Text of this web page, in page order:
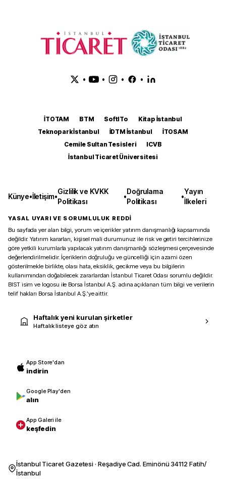
• • • •
İTOTAM BTM SoftITo
Kitap İstanbul
Teknopark İstanbul
İDTM İstanbul
İTOSAM
Cemile Sultan Tesisleri
ICVB
İstanbul Ticaret Üniversitesi
Künye•İletişim•
Gizlilik ve KVKK
Politikası
•
Doğrulama
Politikası
•
Yayın
İlkeleri
YASAL UYARI VE SORUMLULUK REDDİ
Bu sayfada yer alan bilgi, yorum ve içerikler yatırım danışmanlığı kapsamında
değildir. Yatırım kararları, kişisel mali durumunuz ile risk ve getiri tercihlerinize
göre yetkili kurumlarla yapılacak yatırım danışmanlığı sözleşmesi çerçevesinde
değerlendirilmelidir. İçeriklerin doğruluğu ve güncelliği için azami özen
gösterilmekle birlikte, olası hata, eksiklik, gecikme veya bu bilgilerin
kullanımından doğabilecek zararlardan İstanbul Ticaret Odası sorumlu değildir.
BIST isim ve logosu ile Borsa İstanbul A.Ş. adına açıklanan tüm bilgi ve verilerin
telif hakları Borsa İstanbul A.Ş.’ye aittir.
Haftalık yeni kurulan şirketler
Haftalık listeye göz atın
App Store'dan
indirin
Google Play'den
alın
App Galeri ile
keşfedin
İstanbul Ticaret Gazetesi · Reşadiye Cad. Eminönü 34112 Fatih/
İstanbul